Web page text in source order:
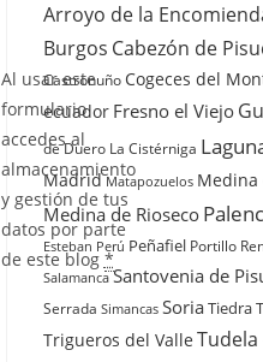
Al usar este
formulario
accedes al
almacenamiento
y gestión de tus
datos por parte
de este blog *
Arroyo de la
Burgos Cabezón de
Castronuño Cogeces del
ecuador Fresno el Viejo
de Duero La Cistérniga
Madrid Matapozuelos Medina
Medina de Rioseco
Esteban Perú Peñafiel Portillo
Salamanca Santovenia de
Serrada Simancas SoriaTiedra
Trigueros del Valle